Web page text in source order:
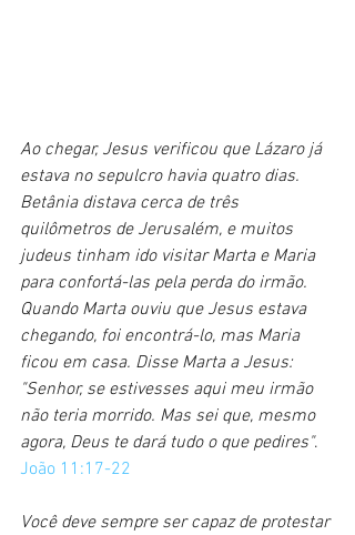
Ao chegar, Jesus verificou que Lázaro já
estava no sepulcro havia quatro dias.
Betânia distava cerca de três
quilômetros de Jerusalém, e muitos
judeus tinham ido visitar Marta e Maria
para confortá-las pela perda do irmão.
Quando Marta ouviu que Jesus estava
chegando, foi encontrá-lo, mas Maria
ficou em casa. Disse Marta a Jesus:
"Senhor, se estivesses aqui meu irmão
não teria morrido. Mas sei que, mesmo
agora, Deus te dará tudo o que pedires".
João 11:17-22
Você deve sempre ser capaz de protestar